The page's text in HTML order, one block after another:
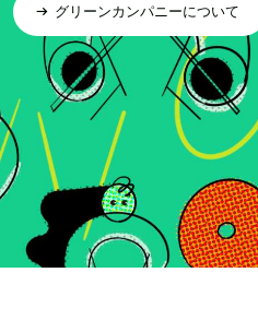
グリーンカンパニーについて